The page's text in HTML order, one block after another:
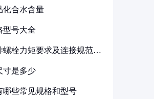
化合水含量
型号大全
螺栓力矩要求及连接规范详
寸是多少
哪些常见规格和型号